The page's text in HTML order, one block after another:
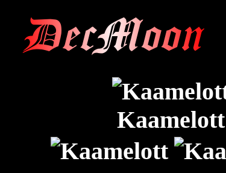
DecMoon
Kaamelott